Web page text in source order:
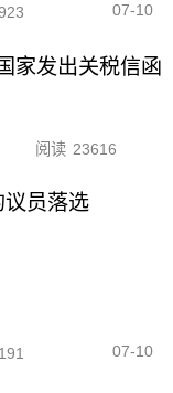
07-10
家发出关税信函
阅读 23616
议员落选
07-10